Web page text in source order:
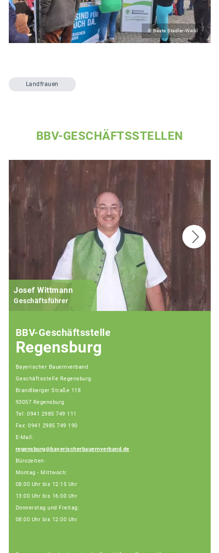
© Beate Stadler-Weikl
Landfrauen
BBV-GESCHÄFTSSTELLEN
Josef Wittmann
Geschäftsführer
BBV-Geschäftsstelle
Regensburg
Bayerischer Bauernverband
Geschäftsstelle Regensburg
Brandlberger Straße 118
93057 Regensburg
Tel: 0941 2985 749 111
Fax: 0941 2985 749 190
E-Mail:
regensburg@bayerischerbauernverband.de
Bürozeiten:
Montag - Mittwoch:
08:00 Uhr bis 12:15 Uhr
13:00 Uhr bis 16:00 Uhr
Donnerstag und Freitag:
08:00 Uhr bis 12:00 Uhr